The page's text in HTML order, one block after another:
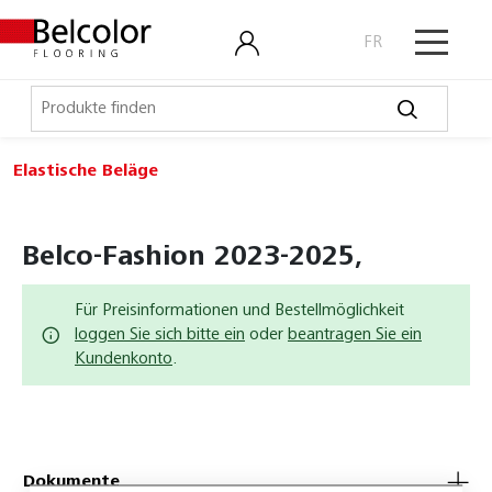
FR
Elastische Beläge
Belco-Fashion 2023-2025,
Für Preisinformationen und Bestellmöglichkeit
loggen Sie sich bitte ein oder beantragen Sie ein
Kundenkonto.
Dokumente
Elastische Beläge
Bullet Board